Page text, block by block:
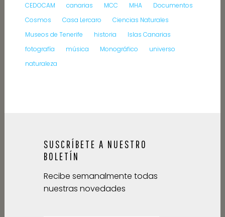
CEDOCAM
canarias MCC MHA
Documentos
Cosmos
Casa Lercaro
Ciencias Naturales
Museos de Tenerife
historia
Islas Canarias
fotografía
música Monográfico
universo
naturaleza
SUSCRÍBETE A NUESTRO
BOLETÍN
Recibe semanalmente todas
nuestras novedades